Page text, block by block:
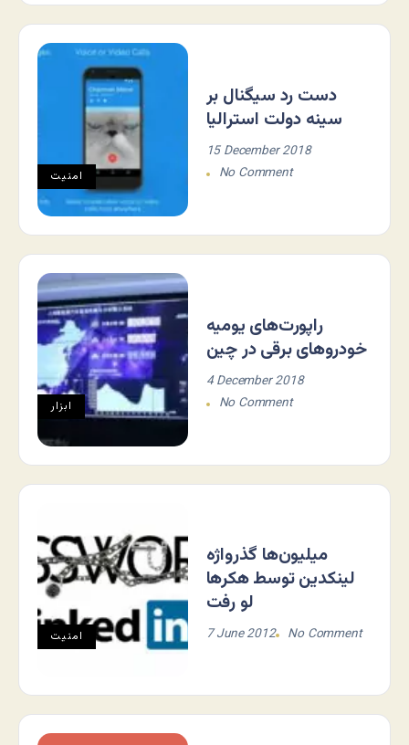
امنیت
دست رد سیگنال بر
سینه دولت استرالیا
15 December 2018
No Comment
ابزار
راپورت‌های یومیه
خودروهای برقی در چین
4 December 2018
No Comment
امنیت
میلیون‌ها گذرواژه
لینکدین توسط هکرها
لو رفت
7 June 2012 No Comment